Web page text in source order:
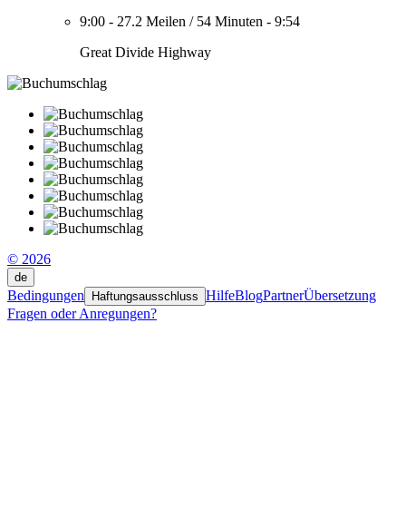
9:00 - 27.2 Meilen / 54 Minuten - 9:54
Great Divide Highway
© 2026
de
Bedingungen Haftungsausschluss HilfeBlogPartnerÜbersetzung
Fragen oder Anregungen?